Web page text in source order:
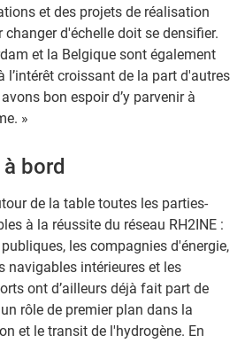
et des projets de réalisation
d'échelle doit se densifier.
et la Belgique sont également
l’intérêt croissant de la part d'autres
bon espoir d’y parvenir à
»
bord
de la table toutes les parties-
à la réussite du réseau RH2INE :
les compagnies d'énergie,
navigables intérieures et les
ont d’ailleurs déjà fait part de
rôle de premier plan dans la
et le transit de l'hydrogène. En